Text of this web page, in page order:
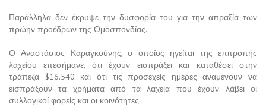
Παράλληλα δεν έκρυψε την δυσφορία του για την απραξία των
πρώην προέδρων της Ομοσπονδίας.
Ο Αναστάσιος Καραγκούνης, ο οποίος ηγείται της επιτροπής
λαχείου επεσήμανε, ότι έχουν εισπράξει και καταθέσει στην
τράπεζα $16.540 και ότι τις προσεχείς ημέρες αναμένουν να
εισπράξουν τα χρήματα από τα λαχεία που έχουν λάβει οι
συλλογικοί φορείς και οι κοινότητες.